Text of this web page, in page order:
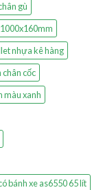
gù
nhựa kê hàng
cốc
màu xanh
bánh xe as6550 65 lít